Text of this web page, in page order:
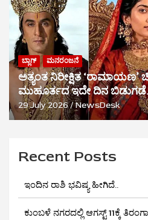
ಬ್ಲಾಗ್ ಮನರಂಜನೆ
ಅತ್ಯಂತ ನಿರೀಕ್ಷಿತ ‘ರಾಮಾಯಣ’
ಮುಹೂರ್ತದ ಇದೇ ದಿನ
29 July 2026 NewsDesk
Recent Posts
ಇಂದಿನ ರಾಶಿ ಭವಿಷ್ಯ ಹೀಗಿದೆ..
ಕುಂಬಳೆ ನಗರದಲ್ಲಿ ಆಗಸ್ಟ್ 11ಕ್ಕೆ